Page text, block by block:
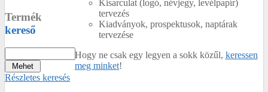
Kisarculat (logó, névjegy, levélpapír)
tervezés
Kiadványok, prospektusok, naptárak
tervezése
Hogy ne csak egy legyen a sokk közűl, keressen
meg minket!
Termék
kereső
Részletes keresés